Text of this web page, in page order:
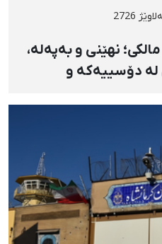
نهێنی و بەپەلە،
لە دۆسییەکە و